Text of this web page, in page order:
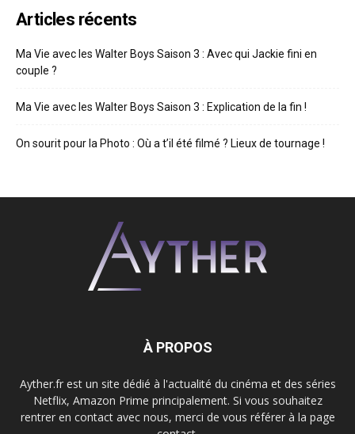
Articles récents
Ma Vie avec les Walter Boys Saison 3 : Avec qui Jackie fini en
couple ?
Ma Vie avec les Walter Boys Saison 3 : Explication de la fin !
On sourit pour la Photo : Où a t’il été filmé ? Lieux de tournage !
À PROPOS
Ayther.fr est un site dédié à l'actualité du cinéma et des séries
Netflix, Amazon Prime principalement. Si vous souhaitez
rentrer en contact avec nous, merci de vous référer à la page